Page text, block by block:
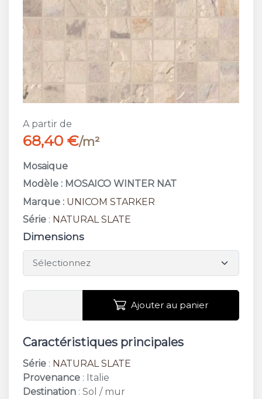
A partir de
68,40 €/m²
Mosaique
Modèle : MOSAICO WINTER NAT
Marque : UNICOM STARKER
Série : NATURAL SLATE
Dimensions
Ajouter au panier
Caractéristiques principales
Série : NATURAL SLATE
Provenance : Italie
Destination : Sol / mur